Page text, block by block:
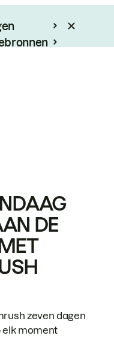
DE
zeven dagen
elk moment